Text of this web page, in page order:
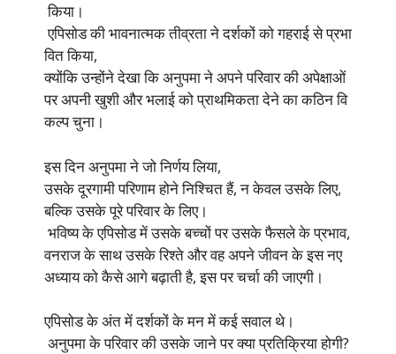
किया।
एपिसोड की भावनात्मक तीव्रता ने दर्शकों को गहराई से प्रभा
वित किया,
क्योंकि उन्होंने देखा कि अनुपमा ने अपने परिवार की अपेक्षाओं
पर अपनी खुशी और भलाई को प्राथमिकता देने का कठिन वि
कल्प चुना।
इस दिन अनुपमा ने जो निर्णय लिया,
उसके दूरगामी परिणाम होने निश्चित हैं, न केवल उसके लिए,
बल्कि उसके पूरे परिवार के लिए।
भविष्य के एपिसोड में उसके बच्चों पर उसके फैसले के प्रभाव,
वनराज के साथ उसके रिश्ते और वह अपने जीवन के इस नए
अध्याय को कैसे आगे बढ़ाती है, इस पर चर्चा की जाएगी।
एपिसोड के अंत में दर्शकों के मन में कई सवाल थे।
अनुपमा के परिवार की उसके जाने पर क्या प्रतिक्रिया होगी?